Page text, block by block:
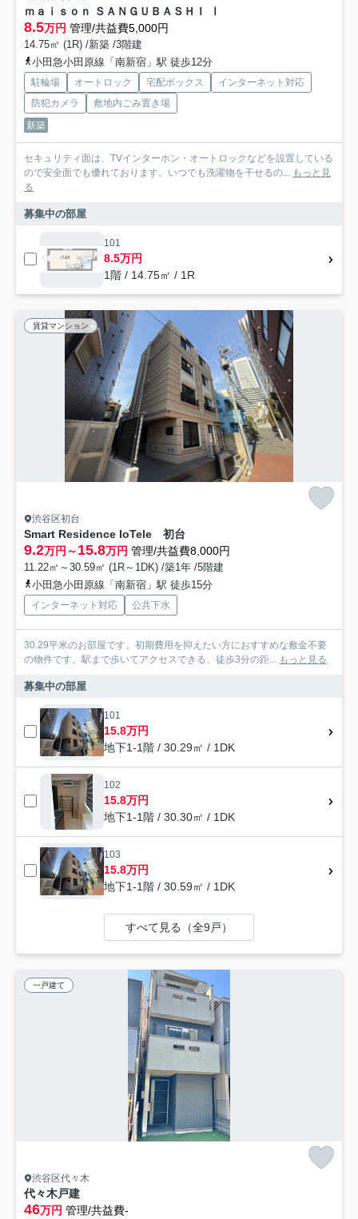
ｍａｉｓｏｎ ＳＡＮＧＵＢＡＳＨＩ Ⅰ
8.5万円 管理/共益費5,000円
14.75㎡ (1R) /新築 /3階建
小田急小田原線「南新宿」駅 徒歩12分
駐輪場 オートロック 宅配ボックス
インターネット対応
防犯カメラ
敷地内ごみ置き場
新築
セキュリティ面は、TVインターホン・オートロックなどを設置している
ので安全面でも優れております。いつでも洗濯物を干せるの... もっと見
る
募集中の部屋
101
8.5万円
1階 / 14.75㎡ / 1R
賃貸マンション
渋谷区初台
Smart Residence IoTele 初台
9.2万円～15.8万円 管理/共益費8,000円
11.22㎡～30.59㎡ (1R～1DK) /築1年 /5階建
小田急小田原線「南新宿」駅 徒歩15分
インターネット対応 公共下水
30.29平米のお部屋です。初期費用を抑えたい方におすすめな敷金不要
の物件です。駅まで歩いてアクセスできる、徒歩3分の距... もっと見る
募集中の部屋
101
15.8万円
地下1-1階 / 30.29㎡ / 1DK
102
15.8万円
地下1-1階 / 30.30㎡ / 1DK
103
15.8万円
地下1-1階 / 30.59㎡ / 1DK
すべて見る（全9戸）
一戸建て
渋谷区代々木
代々木戸建
46万円 管理/共益費-